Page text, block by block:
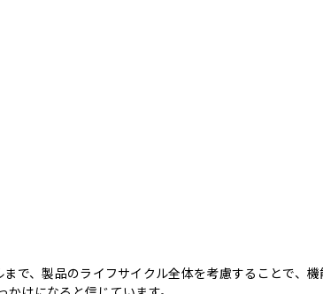
で、製品のライフサイクル全体を考慮することで、